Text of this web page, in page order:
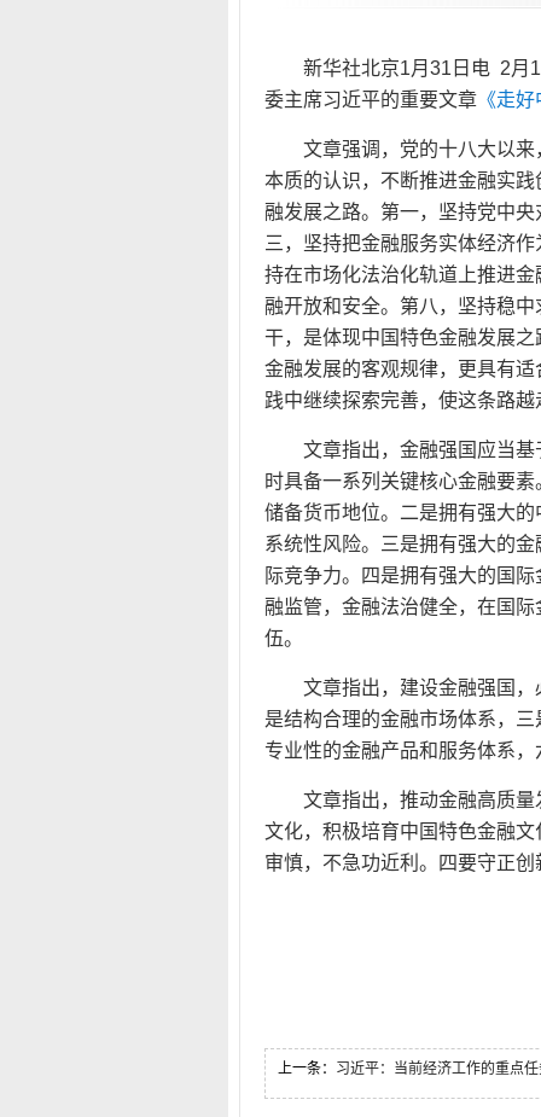
新华社北京1月31日电 2月
委主席习近平的重要文章 《走
文章强调，党的十八大以
本质的认识，不断推进金融实
融发展之路。第一，坚持党中
三，坚持把金融服务实体经济
持在市场化法治化轨道上推进
融开放和安全。第八，坚持稳
干，是体现中国特色金融发展
金融发展的客观规律，更具有
践中继续探索完善，使这条路越
文章指出，金融强国应当
时具备一系列关键核心金融要
储备货币地位。二是拥有强大
系统性风险。三是拥有强大的
际竞争力。四是拥有强大的国
融监管，金融法治健全，在国
伍。
文章指出，建设金融强国
是结构合理的金融市场体系，
专业性的金融产品和服务体系
文章指出，推动金融高质
文化，积极培育中国特色金融
审慎，不急功近利。四要守正
上一条： 习近平：当前经济工作的重点